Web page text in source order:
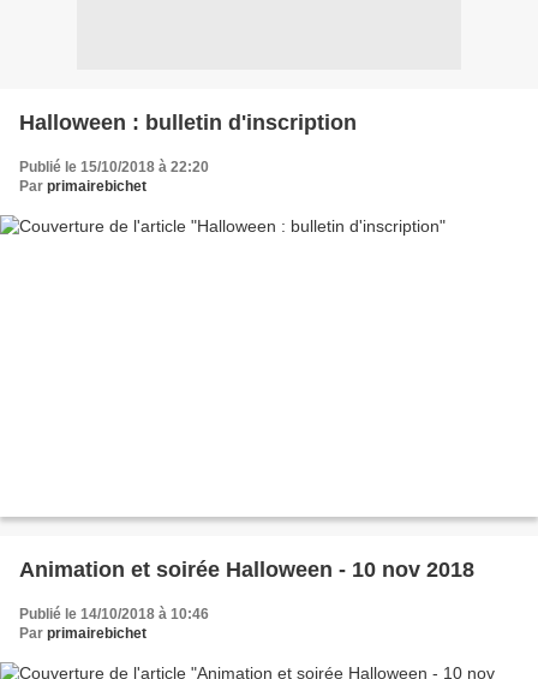
Halloween : bulletin d'inscription
Publié le 15/10/2018 à 22:20
Par primairebichet
Animation et soirée Halloween - 10 nov 2018
Publié le 14/10/2018 à 10:46
Par primairebichet